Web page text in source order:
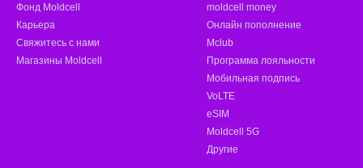
Фонд Moldcell
Карьера
Свяжитесь с нами
Магазины Moldcell
moldcell money
Онлайн пополнение
Mclub
Программа лояльности
Мобильная подпись
VoLTE
eSIM
Moldcell 5G
Другие